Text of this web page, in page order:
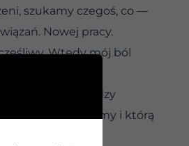
szukamy czegoś, co —
Nowej pracy.
Wtedy mój ból
ilość pieniędzy
Praca, którą lubimy i którą